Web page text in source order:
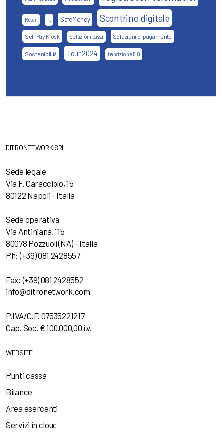
Retail rt SafeMoney Scontrino digitale
Self Pay Kiosk Soluzioni cassa Soluzioni di pagamento
Sostenibilità Tour 2024 transizione 5.0
DITRONETWORK SRL
Sede legale
Via F. Caracciolo, 15
80122 Napoli – Italia
Sede operativa
Via Antiniana, 115
80078 Pozzuoli (NA) – Italia
Ph: (+39) 081 2428557
Fax: (+39) 081 2428552
info@ditronetwork.com
P.IVA/C.F. 07535221217
Cap. Soc. € 100.000,00 i.v.
WEBSITE
Punti cassa
Bilance
Area esercenti
Servizi in cloud